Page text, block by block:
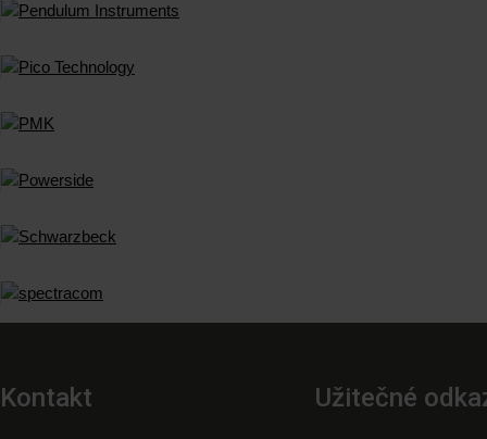
Kontakt Užitečné